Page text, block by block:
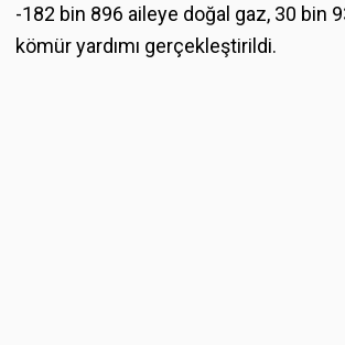
-182 bin 896 aileye doğal gaz, 30 bin
kömür yardımı gerçekleştirildi.